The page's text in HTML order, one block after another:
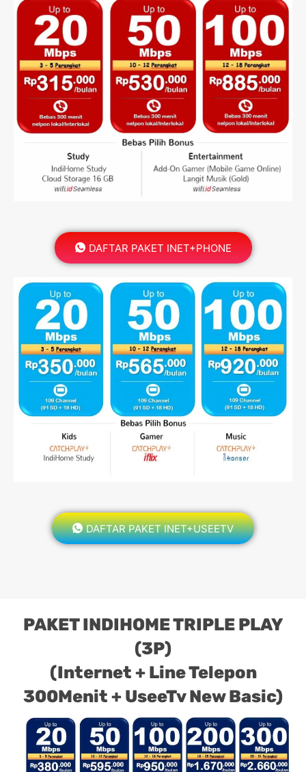
DAFTAR PAKET INET+PHONE
DAFTAR PAKET INET+USEETV
PAKET INDIHOME TRIPLE PLAY
(3P)
(Internet + Line Telepon
300Menit + UseeTv New Basic)